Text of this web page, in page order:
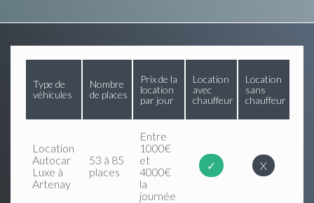
Type de
véhicules
Nombre
de places
Prix de la
location
par jour
Location
avec
chauffeur
Location
sans
chauffeur
Location
Autocar
Luxe à
Artenay
53 à 85
places
Entre
1000€
et
4000€
la
journée
✓ X